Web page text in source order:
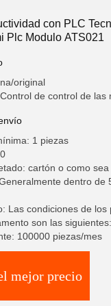
con PLC
Plc Modulo ATS021
original
de control de las
1 piezas
cartón o como
dentro de
Las condiciones de los
son las siguientes:
100000 piezas/mes
mejor precio